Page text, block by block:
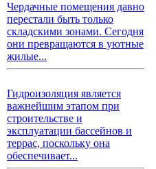
Чердачные помещения давно
перестали быть только
складскими зонами. Сегодня
они превращаются в уютные
жилые...
Гидроизоляция является
важнейшим этапом при
строительстве и
эксплуатации бассейнов и
террас, поскольку она
обеспечивает...